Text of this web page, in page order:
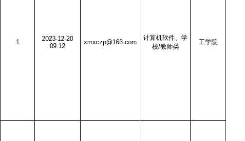
1
2023-12-20
09:12
xmxczp@163.com
计算机软件、学
校/教师类
工学院